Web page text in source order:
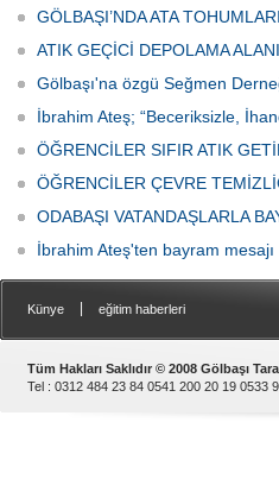
GÖLBAŞI’NDA ATA
ATIK GEÇİCİ DEPOLAMA
Gölbaşı'na özgü Seğmen
İbrahim Ateş; “Beceriksizle,
ÖĞRENCİLER SIFIR ATIK
ÖĞRENCİLER ÇEVRE
ODABAŞI VATANDAŞLARLA
İbrahim Ateş'ten bayram mesajı
Künye eğitim haberleri
Tüm Hakları Saklıdır © 2008 Gölbaşı
Tel : 0312 484 23 84 0541 200 20 19 0533